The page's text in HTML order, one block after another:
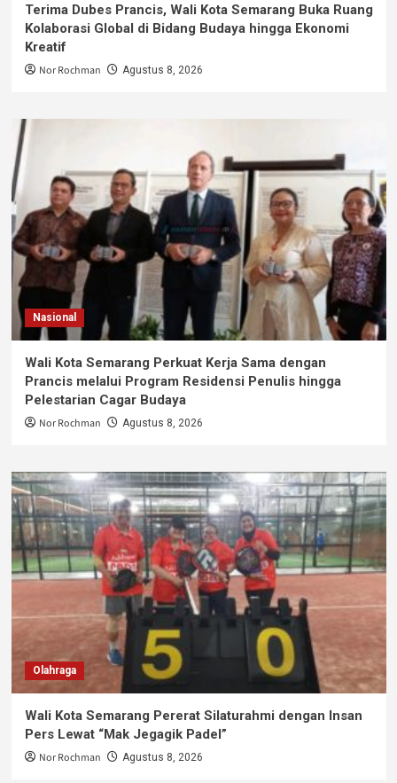
Terima Dubes Prancis, Wali Kota Semarang Buka Ruang
Kolaborasi Global di Bidang Budaya hingga Ekonomi
Kreatif
Nor Rochman Agustus 8, 2026
Nasional
Wali Kota Semarang Perkuat Kerja Sama dengan
Prancis melalui Program Residensi Penulis hingga
Pelestarian Cagar Budaya
Nor Rochman Agustus 8, 2026
Olahraga
Wali Kota Semarang Pererat Silaturahmi dengan Insan
Pers Lewat “Mak Jegagik Padel”
Nor Rochman Agustus 8, 2026